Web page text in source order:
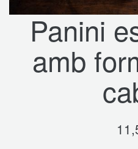
Panini
amb